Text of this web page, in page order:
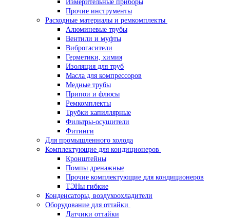
Измерительные приборы
Прочие инструменты
Расходные материалы и ремкомплекты
Алюминевые трубы
Вентили и муфты
Виброгасители
Герметики, химия
Изоляция для труб
Масла для компрессоров
Медные трубы
Припои и флюсы
Ремкомплекты
Трубки капиллярные
Фильтры-осушители
Фитинги
Для промышленного холода
Комплектующие для кондиционеров
Кронштейны
Помпы дренажные
Прочие комплектующие для кондиционеров
ТЭНы гибкие
Конденсаторы, воздухоохладители
Оборудование для оттайки
Датчики оттайки